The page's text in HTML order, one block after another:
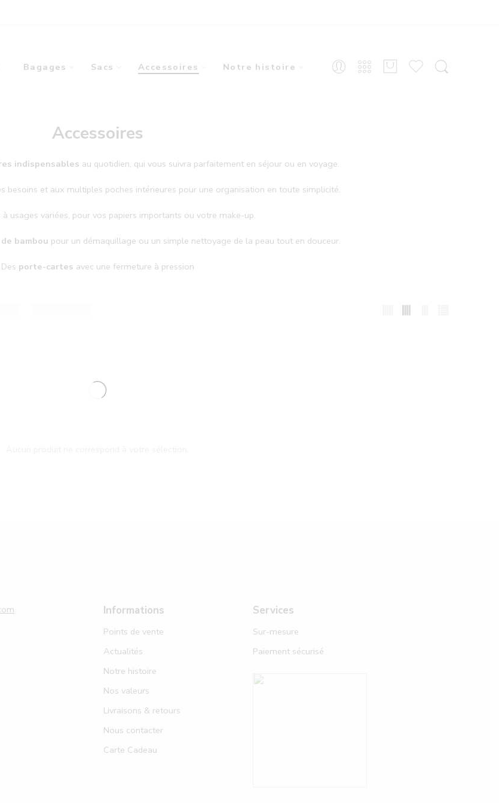
Bagages Sacs Accessoires Notre histoire
Accessoires
indispensables au quotidien, qui vous suivra parfaitement en séjour ou en voyage.
besoins et aux multiples poches intérieures pour une organisation en toute simplicité.
à usages variées, pour vos papiers importants ou votre make-up.
bambou pour un démaquillage ou un simple nettoyage de la peau tout en douceur.
Des porte-cartes avec une fermeture à pression
Informations
Points de vente
Actualités
Notre histoire
Nos valeurs
Livraisons & retours
Nous contacter
Carte Cadeau
Services
Sur-mesure
Paiement sécurisé